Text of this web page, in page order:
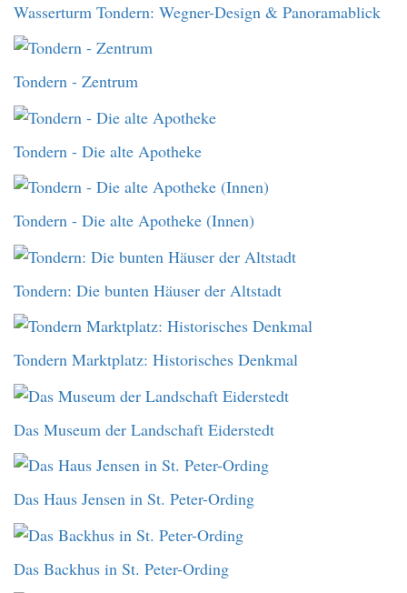
Wasserturm Tondern: Wegner-Design & Panoramablick
Tondern - Zentrum
Tondern - Die alte Apotheke
Tondern - Die alte Apotheke (Innen)
Tondern: Die bunten Häuser der Altstadt
Tondern Marktplatz: Historisches Denkmal
Das Museum der Landschaft Eiderstedt
Das Haus Jensen in St. Peter-Ording
Das Backhus in St. Peter-Ording